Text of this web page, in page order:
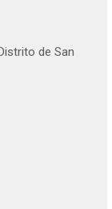
de San